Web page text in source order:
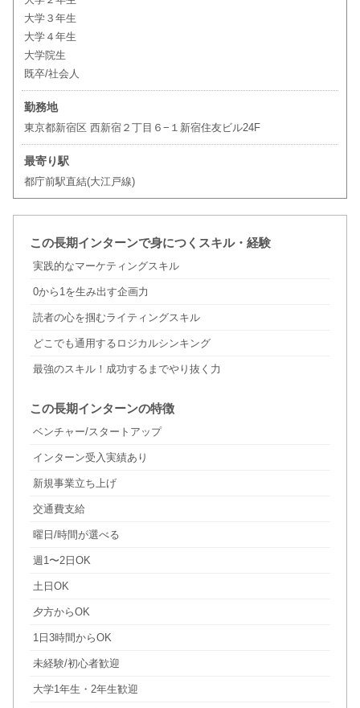
大学３年生
大学４年生
大学院生
既卒/社会人
勤務地
東京都新宿区 西新宿２丁目６−１新宿住友ビル24F
最寄り駅
都庁前駅直結(大江戸線)
この長期インターンで身につくスキル・経験
実践的なマーケティングスキル
0から1を生み出す企画力
読者の心を掴むライティングスキル
どこでも通用するロジカルシンキング
最強のスキル！成功するまでやり抜く力
この長期インターンの特徴
ベンチャー/スタートアップ
インターン受入実績あり
新規事業立ち上げ
交通費支給
曜日/時間が選べる
週1〜2日OK
土日OK
夕方からOK
1日3時間からOK
未経験/初心者歓迎
大学1年生・2年生歓迎